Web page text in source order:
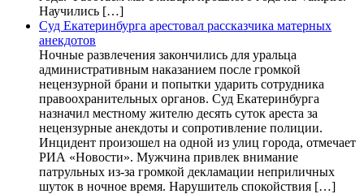
Научились […]
Суд Екатеринбурга арестовал рассказчика матерных
анекдотов
Ночные развлечения закончились для уральца
административным наказанием после громкой
нецензурной брани и попытки ударить сотрудника
правоохранительных органов. Суд Екатеринбурга
назначил местному жителю десять суток ареста за
нецензурные анекдоты и сопротивление полиции.
Инцидент произошел на одной из улиц города, отмечает
РИА «Новости». Мужчина привлек внимание
патрульных из-за громкой декламации неприличных
шуток в ночное время. Нарушитель спокойствия […]